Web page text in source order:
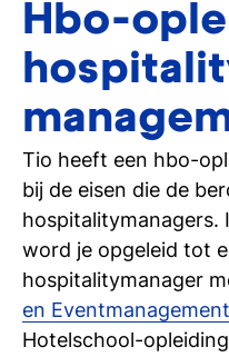
Hbo-
Tio heeft een hbo-
bij de eisen die de
hospitalitymanagers.
word je opgeleid tot
hospitalitymanager
en Eventmanagement
Hotelschool-